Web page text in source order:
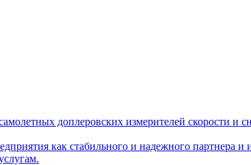
доплеровских измерителей скорости и
как стабильного и надежного партнера